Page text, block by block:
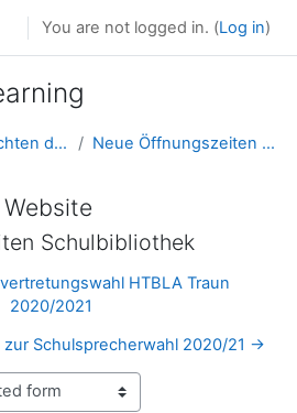
You are not logged in. (Log in)
Nachrichten der Website Neue Öffnungszeiten Schulbibliothek
Schulbibliothek
HTBLA Traun
2020/2021
zur Schulsprecherwahl 2020/21 →